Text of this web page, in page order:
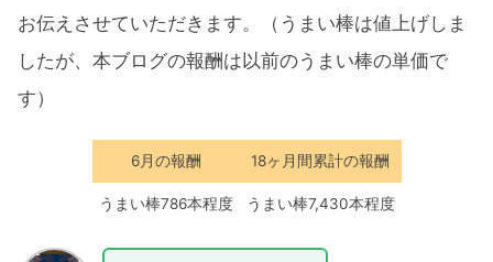
お伝えさせていただきます。（うまい棒は値上げしま
したが、本ブログの報酬は以前のうまい棒の単価で
す）
6月の報酬 18ヶ月間累計の報酬
うまい棒786本程度 うまい棒7,430本程度